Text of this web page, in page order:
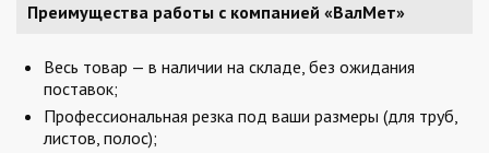
Преимущества работы с компанией «ВалМет»
Весь товар — в наличии на складе, без ожидания
поставок;
Профессиональная резка под ваши размеры (для труб,
листов, полос);